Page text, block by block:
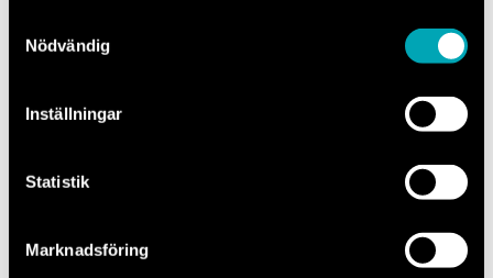
Nödvändig
Inställningar
Statistik
Marknadsföring
i fokus. Vi är auktoriserade för att reparera din Volkswagen med
originaldelar, vilket säkerställer att bilen återställs enligt tillverkarens
Reparation.